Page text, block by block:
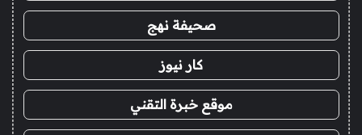
صحيفة نهج
كار نيوز
موقع خبرة التقني